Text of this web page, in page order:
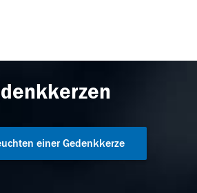
einer Gedenkkerze